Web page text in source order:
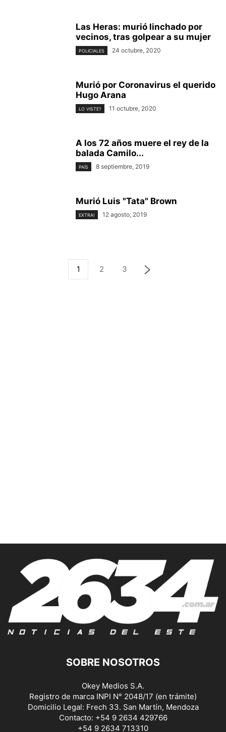
Las Heras: murió linchado por
vecinos, tras golpear a su mujer
POLICIALES 24 octubre, 2020
Murió por Coronavirus el querido
Hugo Arana
LO VISTE? 11 octubre, 2020
A los 72 años muere el rey de la
balada Camilo...
PAÍS 8 septiembre, 2019
Murió Luis "Tata" Brown
EXTRA! 12 agosto, 2019
1 2 3
SOBRE NOSOTROS
Okey Medios S.A.
Registro de marca INPI N° 2048/17 (en trámite)
Domicilio Legal: Frech 33. San Martín, Mendoza
Contacto: +54 9 2634 429766
+54 9 2634 713310